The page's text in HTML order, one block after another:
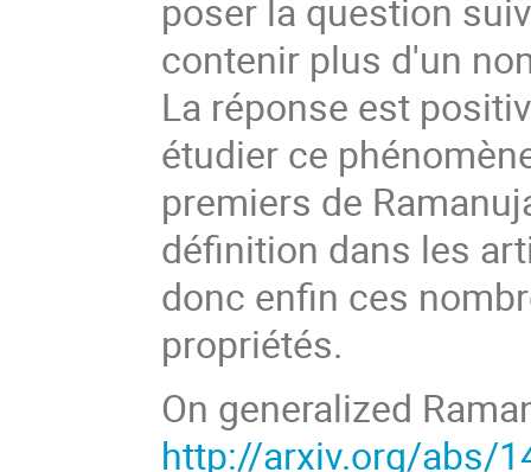
poser la question
contenir plus d'un
La réponse est
étudier ce
premiers de
définition dans les
donc enfin ces
propriétés.
On generalized
http://arxiv.org/abs/